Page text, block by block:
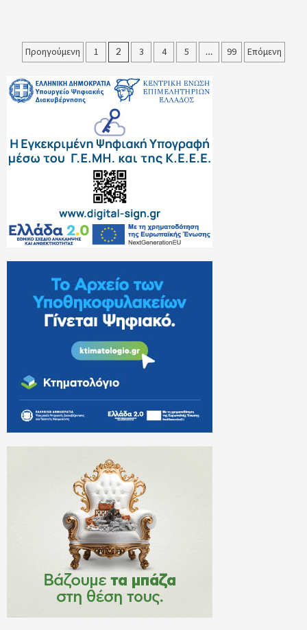
Σελιδοποίηση
άρθρων
Προηγούμενη 1 2 3 4 5 … 99 Επόμενη